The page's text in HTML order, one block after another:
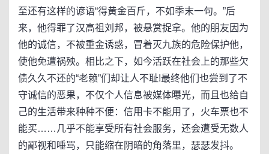
至还有这样的谚语“得黄金百斤，不如季末一句。”后
来，他得罪了汉高祖刘邦，被悬赏捉拿。他的朋友因为
他的诚信，不被重金诱惑，冒着灭九族的危险保护他，
使他免遭祸殃。相比之下，如今活跃在社会上的那些欠
债久久不还的“老赖”们却让人不耻!最终他们也尝到了不
守诚信的恶果，不仅个人信息被媒体曝光，而且也给自
己的生活带来种种不便：信用卡不能用了，火车票也不
能买……几乎不能享受所有社会服务，还会遭受无数人
的鄙视和唾骂，只能缩在阴暗的角落里，瑟瑟发抖。